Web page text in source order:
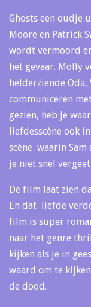
Ghosts een oudje
Moore en Patrick
wordt vermoord
het gevaar. Molly
helderziende Oda,
communiceren
gezien, heb je
liefdesscène ook
scène waarin Sam
je niet snel vergeet.
De film laat zien
En dat liefde
film is super
naar het genre
kijken als je in
waard om te
de dood.